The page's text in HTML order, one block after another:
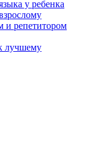
у ребенка
и репетитором
лучшему